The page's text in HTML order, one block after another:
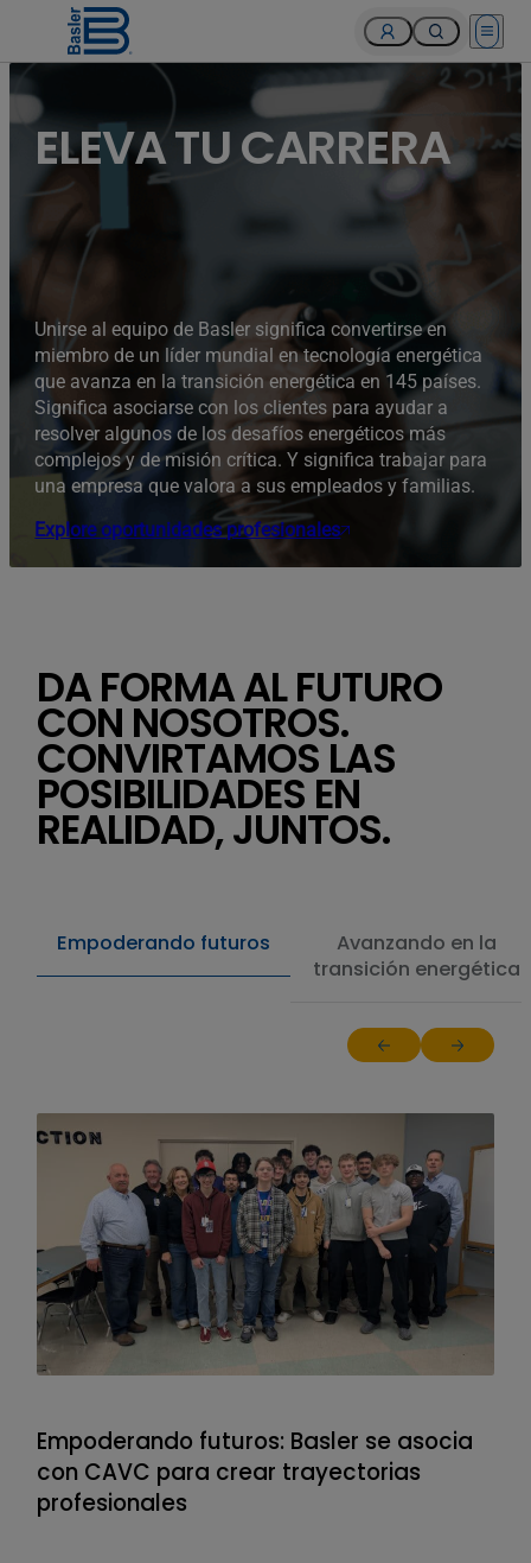
Open
ELEVA TU CARRERA
Unirse al equipo de Basler significa convertirse en
miembro de un líder mundial en tecnología energética
que avanza en la transición energética en 145 países.
Significa asociarse con los clientes para ayudar a
resolver algunos de los desafíos energéticos más
complejos y de misión crítica. Y significa trabajar para
una empresa que valora a sus empleados y familias.
Explore oportunidades profesionales
DA FORMA AL FUTURO
CON NOSOTROS.
CONVIRTAMOS LAS
POSIBILIDADES EN
REALIDAD, JUNTOS.
Empoderando futuros
Avanzando en la
transición energética
Return to previous
Jump to
Empoderando futuros: Basler se asocia
con CAVC para crear trayectorias
profesionales